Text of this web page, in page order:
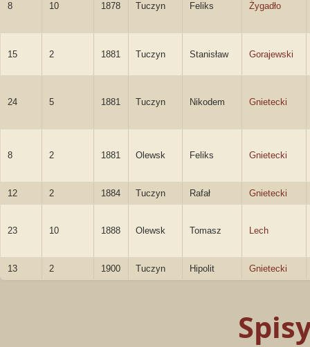
8 10 1878 Tuczyn Feliks Żygadło
15 2 1881 Tuczyn Stanisław Gorajewski
24 5 1881 Tuczyn Nikodem Gnietecki
8 2 1881 Olewsk Feliks Gnietecki
12 2 1884 Tuczyn Rafał Gnietecki
23 10 1888 Olewsk Tomasz Lech
13 2 1900 Tuczyn Hipolit Gnietecki